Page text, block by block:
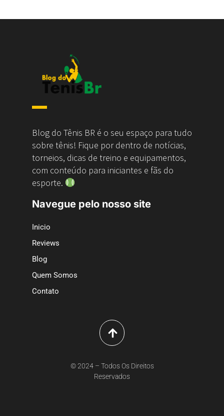
Blog do Tênis BR é o seu espaço para tudo
sobre tênis! Fique por dentro de notícias,
torneios, dicas de treino e equipamentos,
com conteúdo para iniciantes e fãs do
esporte.
Navegue pelo nosso site
Inicio
Reviews
Blog
Quem Somos
Contato
© 2024 – Todos Os Direitos
Reservados